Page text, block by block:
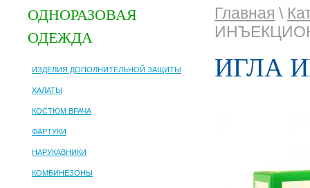
ОДНОРАЗОВАЯ
ОДЕЖДА
ИЗДЕЛИЯ ДОПОЛНИТЕЛЬНОЙ ЗАЩИТЫ
ХАЛАТЫ
КОСТЮМ ВРАЧА
ФАРТУКИ
НАРУКАВНИКИ
КОМБИНЕЗОНЫ
Главная \
ИГЛА